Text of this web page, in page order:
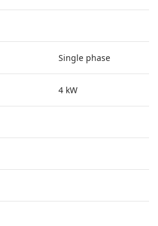
Single phase
4 kW